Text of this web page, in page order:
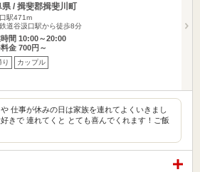
県 / 揖斐郡揖斐川町
駅471m
道谷汲口駅から徒歩8分
間 10:00～20:00
金 700円～
り カップル
仕事が休みの日は家族を連れてよくいきまし
きで 連れてくと とても喜んでくれます！ご飯